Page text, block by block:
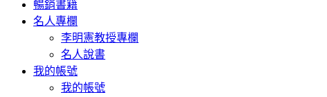
暢銷書籍
名人專欄
李明憲教授專欄
名人說書
我的帳號
我的帳號